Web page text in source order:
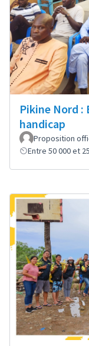
Pikine Nord
handicap
Proposition
Entre 50 000 et